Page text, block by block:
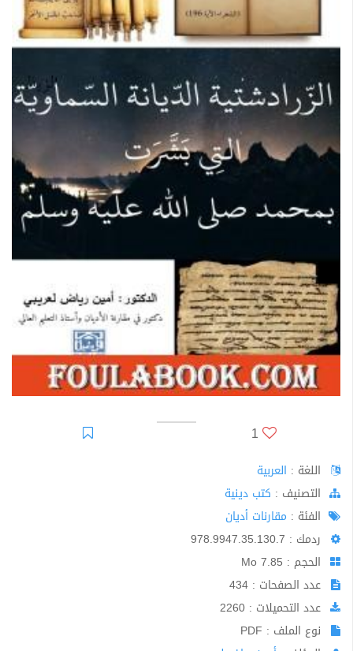
1
اللغة : العربية
اﻟﺘﺼﻨﻴﻒ : كتب دينية
الفئة : مقارنات أديان
ردمك : 978.9947.35.130.7
الحجم : 7.85 Mo
عدد الصفحات : 434
عدد التحميلات : 2260
نوع الملف : PDF